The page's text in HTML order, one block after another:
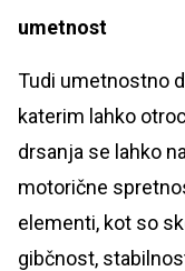
umetnost
Tudi umetnostno
katerim lahko
drsanja se lahko
motorične
elementi, kot so
gibčnost,